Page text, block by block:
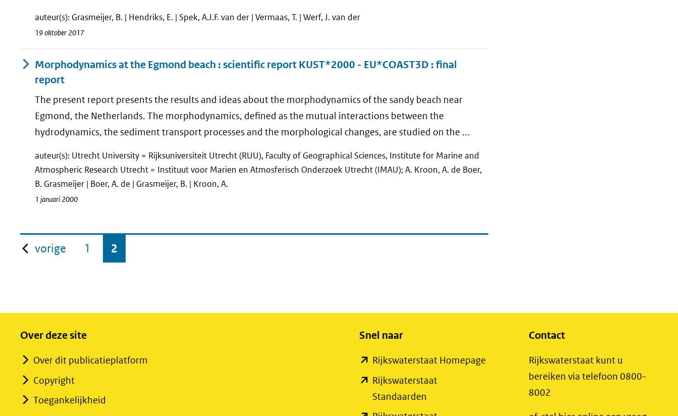
auteur(s): Grasmeijer, B. | Hendriks, E. | Spek, A.J.F. van der | Vermaas, T. | Werf, J. van der
19 oktober 2017
Morphodynamics at the Egmond beach : scientific report KUST*2000 - EU*COAST3D : final
report
The present report presents the results and ideas about the morphodynamics of the sandy beach near
Egmond, the Netherlands. The morphodynamics, defined as the mutual interactions between the
hydrodynamics, the sediment transport processes and the morphological changes, are studied on the ...
auteur(s): Utrecht University = Rijksuniversiteit Utrecht (RUU), Faculty of Geographical Sciences, Institute for Marine and
Atmospheric Research Utrecht = Instituut voor Marien en Atmosferisch Onderzoek Utrecht (IMAU); A. Kroon, A. de Boer,
B. Grasmeijer | Boer, A. de | Grasmeijer, B. | Kroon, A.
1 januari 2000
vorige pagina
1 2
Over deze site
Over dit publicatieplatform
Copyright
Toegankelijkheid
Snel naar
Rijkswaterstaat Homepage
Rijkswaterstaat
Standaarden
in
Contact
Rijkswaterstaat kunt u
bereiken via telefoon 0800-
8002